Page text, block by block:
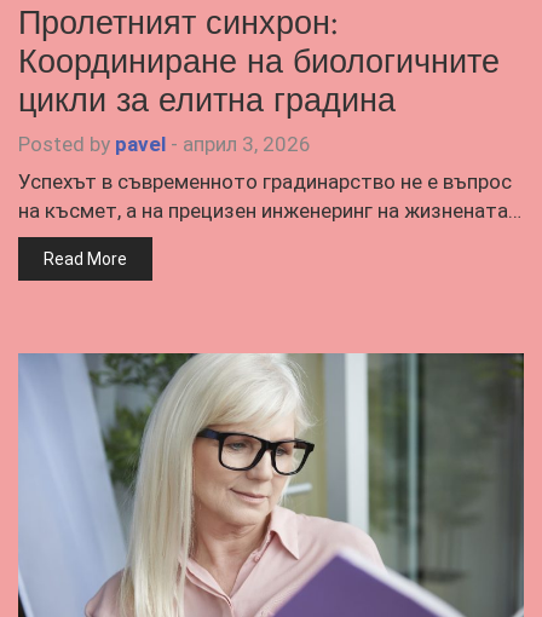
Пролетният синхрон:
Координиране на биологичните
цикли за елитна градина
Posted by pavel - април 3, 2026
Успехът в съвременното градинарство не е въпрос
на късмет, а на прецизен инженеринг на жизнената…
Read More